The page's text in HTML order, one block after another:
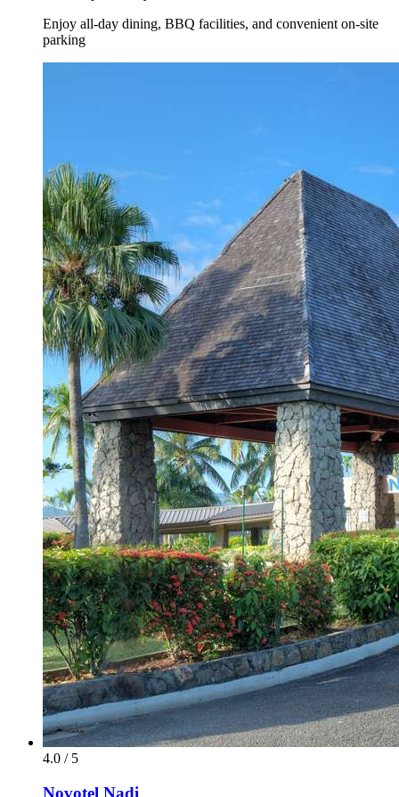
Enjoy all-day dining, BBQ facilities, and convenient on-site
parking
4.0 / 5
Novotel Nadi